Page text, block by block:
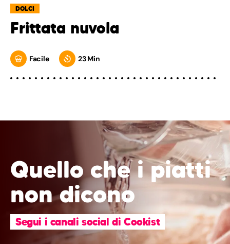
DOLCI
Frittata nuvola
Facile 23 Min
Quello che i piatti
non dicono
Segui i canali social di Cookist